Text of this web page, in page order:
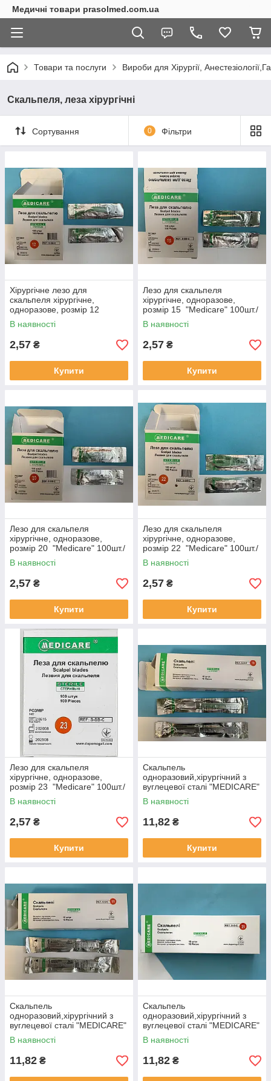
Медичні товари prasolmed.com.ua
Товари та послуги Вироби для Хірургії,
Скальпеля, леза хірургічні
Сортування 0 Фільтри
Хірургічне лезо для
скальпеля хірургічне,
одноразове, розмір 12
"Medicare" 100шт./уп.
В наявності
2,57 ₴
Купити
Лезо для скальпеля
хірургічне, одноразове,
розмір 15 "Medicare" 100шт./
уп.
В наявності
2,57 ₴
Купити
Лезо для скальпеля
хірургічне, одноразове,
розмір 20 "Medicare" 100шт./
уп.
В наявності
2,57 ₴
Купити
Лезо для скальпеля
хірургічне, одноразове,
розмір 22 "Medicare" 100шт./
уп.
В наявності
2,57 ₴
Купити
Лезо для скальпеля
хірургічне, одноразове,
розмір 23 "Medicare" 100шт./
уп.
В наявності
2,57 ₴
Купити
Скальпель
одноразовий,хірургічний з
вуглецевої сталі "MEDICARE"
№10 (10шт./уп.)
В наявності
11,82 ₴
Купити
Скальпель
одноразовий,хірургічний з
вуглецевої сталі "MEDICARE"
№11 (10шт./уп.)
В наявності
11,82 ₴
Скальпель
одноразовий,хірургічний з
вуглецевої сталі "MEDICARE"
№21 (10шт./уп.)
В наявності
11,82 ₴